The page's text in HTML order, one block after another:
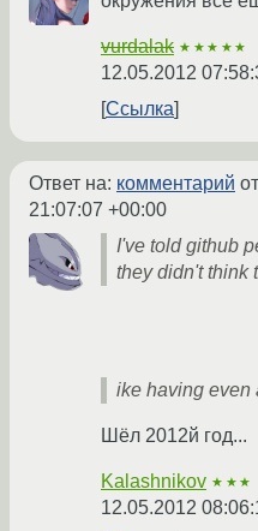
vurdalak ★★★★★
12.05.2012
Ссылка
Ответ на: комментарий
21:07:07 +00:00
I've told github
they didn't think
ike having even
Шёл 2012й год...
Kalashnikov ★★★
12.05.2012